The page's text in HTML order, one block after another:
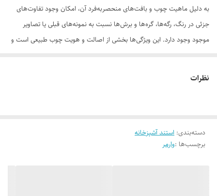
به دلیل ماهیت چوب و بافت‌های منحصر‌به‌فرد آن، امکان وجود تفاوت‌های
جزئی در رنگ، رگه‌ها، گره‌ها و برش‌ها نسبت به نمونه‌های قبلی یا تصاویر
موجود وجود دارد. این ویژگی‌ها بخشی از اصالت و هویت چوب طبیعی است و
سفارش به‌منزله‌ی پذیرش این موارد و آگاهی از ویژگی‌های طبیعی چوب هست
نظرات
دسته‌بندی: استند آشپزخانه
برچسب‌ها :وارمر